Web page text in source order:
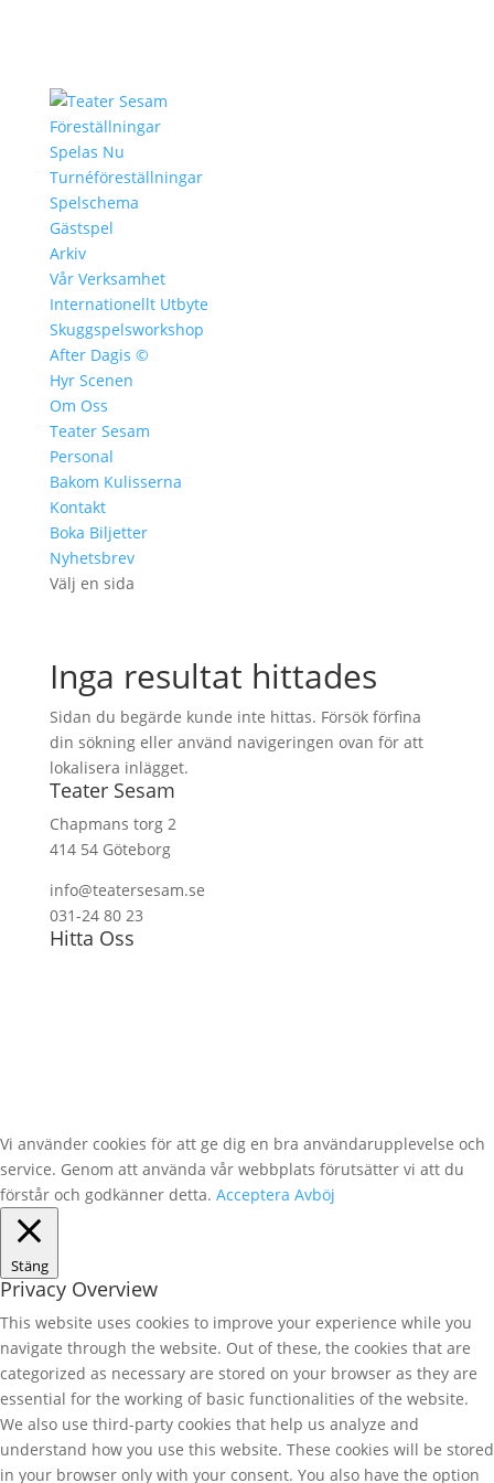
Föreställningar
Spelas Nu
Turnéföreställningar
Spelschema
Gästspel
Arkiv
Vår Verksamhet
Internationellt Utbyte
Skuggspelsworkshop
After Dagis ©
Hyr Scenen
Om Oss
Teater Sesam
Personal
Bakom Kulisserna
Kontakt
Boka Biljetter
Nyhetsbrev
Välj en sida
Inga resultat hittades
Sidan du begärde kunde inte hittas. Försök förfina
din sökning eller använd navigeringen ovan för att
lokalisera inlägget.
Teater Sesam
Chapmans torg 2
414 54 Göteborg
info@teatersesam.se
031-24 80 23
Hitta Oss
Vi använder cookies för att ge dig en bra användarupplevelse och
service. Genom att använda vår webbplats förutsätter vi att du
förstår och godkänner detta. Acceptera Avböj
Stäng
Privacy Overview
This website uses cookies to improve your experience while you
navigate through the website. Out of these, the cookies that are
categorized as necessary are stored on your browser as they are
essential for the working of basic functionalities of the website.
We also use third-party cookies that help us analyze and
understand how you use this website. These cookies will be stored
in your browser only with your consent. You also have the option